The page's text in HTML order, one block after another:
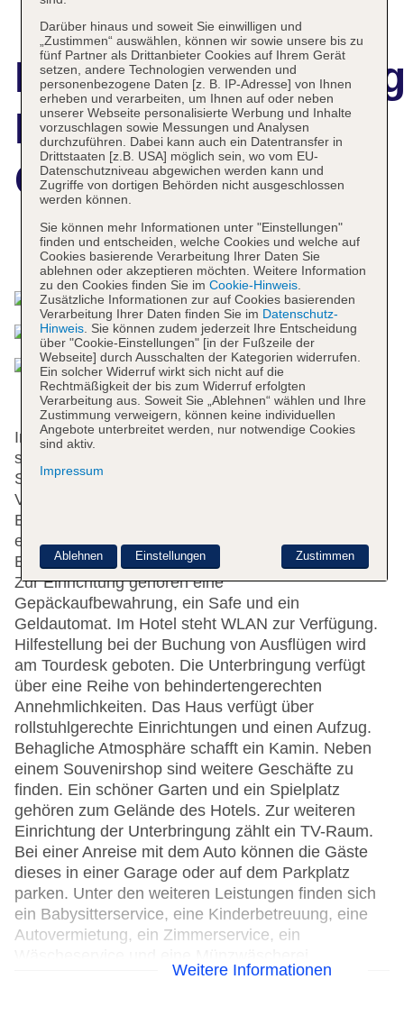
Ritz Carlton
Coconut Grove
Das bietet Ihre Unterkunft
In einem 8-stöckigen Haupthaus und einem 22-
stöckigen Nebengebäude stehen den Gästen 18
Suiten, 115 Einzel- und 30 Doppelzimmer zur
Verfügung. An der 24-Stunden-Rezeption im
Empfangsbereich werden die Gäste vom
englischsprachigen Personal herzlich begrüßt. Das
Ein- und Auschecken ist rund um die Uhr möglich.
Zur Einrichtung gehören eine
Gepäckaufbewahrung, ein Safe und ein
Geldautomat. Im Hotel steht WLAN zur Verfügung.
Hilfestellung bei der Buchung von Ausflügen wird
am Tourdesk geboten. Die Unterbringung verfügt
über eine Reihe von behindertengerechten
Annehmlichkeiten. Das Haus verfügt über
rollstuhlgerechte Einrichtungen und einen Aufzug.
Behagliche Atmosphäre schafft ein Kamin. Neben
einem Souvenirshop sind weitere Geschäfte zu
finden. Ein schöner Garten und ein Spielplatz
gehören zum Gelände des Hotels. Zur weiteren
Einrichtung der Unterbringung zählt ein TV-Raum.
Bei einer Anreise mit dem Auto können die Gäste
dieses in einer Garage oder auf dem Parkplatz
parken. Unter den weiteren Leistungen finden sich
ein Babysitterservice, eine Kinderbetreuung, eine
Autovermietung, ein Zimmerservice, ein
Kostenfrei steht Gästen die Tageszeitung zur
Weitere Informationen
Darüber hinaus und soweit Sie einwilligen und
„Zustimmen“ auswählen, können wir sowie unsere bis zu
fünf Partner als Drittanbieter Cookies auf Ihrem Gerät
setzen, andere Technologien verwenden und
personenbezogene Daten [z. B. IP-Adresse] von Ihnen
erheben und verarbeiten, um Ihnen auf oder neben
unserer Webseite personalisierte Werbung und Inhalte
vorzuschlagen sowie Messungen und Analysen
durchzuführen. Dabei kann auch ein Datentransfer in
Drittstaaten [z.B. USA] möglich sein, wo vom EU-
Datenschutzniveau abgewichen werden kann und
Zugriffe von dortigen Behörden nicht ausgeschlossen
werden können.
Sie können mehr Informationen unter "Einstellungen"
finden und entscheiden, welche Cookies und welche auf
Cookies basierende Verarbeitung Ihrer Daten Sie
ablehnen oder akzeptieren möchten. Weitere Information
zu den Cookies finden Sie im Cookie-Hinweis.
Zusätzliche Informationen zur auf Cookies basierenden
Verarbeitung Ihrer Daten finden Sie im Datenschutz-
Hinweis. Sie können zudem jederzeit Ihre Entscheidung
über "Cookie-Einstellungen" [in der Fußzeile der
Webseite] durch Ausschalten der Kategorien widerrufen.
Ein solcher Widerruf wirkt sich nicht auf die
Rechtmäßigkeit der bis zum Widerruf erfolgten
Verarbeitung aus. Soweit Sie „Ablehnen“ wählen und Ihre
Zustimmung verweigern, können keine individuellen
Angebote unterbreitet werden, nur notwendige Cookies
sind aktiv.
Impressum
Zustimmen
Ablehnen Einstellungen